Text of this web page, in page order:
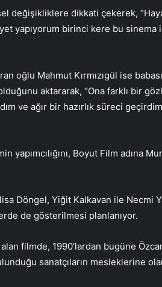
değişikliklere dikkati çekerek,
yapıyorum birinci kere bu sinema
oğlu Mahmut Kırmızıgül ise
aktararak, “Ona farklı bir
ve ağır bir hazırlık süreci
yapımcılığını, Boyut Film adına
Döngel, Yiğit Kalkavan ile Necmi
de gösterilmesi planlanıyor.
filmde, 1990’lardan bugüne
sanatçıların mesleklerine